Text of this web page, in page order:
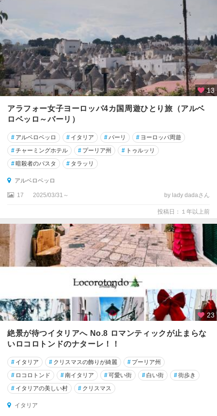
ネ
グ
ッ
ビ
オ
グ
ラ
ダ
ー
ラ
グ
ラ
ヴ
ナ
・
プ
ー
リ
グ
ラ
ー
ド
コ
ゼ
ン
ツ
ァ
コ
13
アラフォー女子ヨーロッパ4カ国周遊ひとり旅（アルベ
ロベッロ～バーリ）
# アルベロベッロ # イタリア #バーリ # ヨーロッパ周遊
#チャーミングホテル # プーリア州 # トゥルッリ
#暗殺者のパスタ # タラッリ
アルベロベッロ
17 2025/03/31～ by lady dadaさん
投稿日：１年以上前
23
絶景が待つイタリアへ No.8 ロマンティックが止まらな
いロコロトンドのナターレ！！
# イタリア # クリスマスの飾りが綺麗 # プーリア州
# ロコロトンド #南イタリア #可愛い街 # 白い街 #街歩き
# イタリアの美しい村 # クリスマス
イタリア